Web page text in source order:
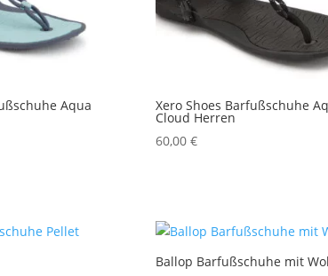
Aqua Xero Shoes Barfußschuhe
Cloud Herren
60,00 €
Ballop Barfußschuhe mit